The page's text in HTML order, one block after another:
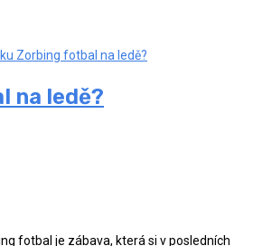
na ledě?
fotbal je zábava, která si v posledních